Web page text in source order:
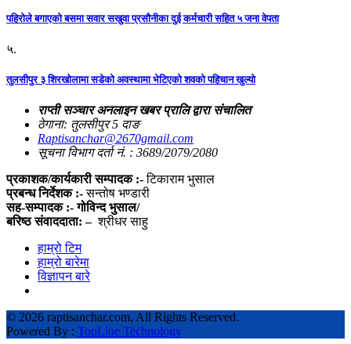
पहिराेले बगाएकाे बसमा सवार सखुवा प्रसाैनीका दुई कर्मचारी सहित ५ जना वेपता
५.
तुलसीपुर ३ शिरखोलामा सडेको अवस्थामा भेटिएको शवको पहिचान खुल्यो
राप्ती सञ्चार अनलाइन खबर प्रालि द्वारा संचालित
ठेगाना: तुलसीपुर 5 दाङ
Raptisanchar@2670gmail.com
सूचना विभाग दर्ता नं. : 3689/2079/2080
प्रकाशक/कार्यकारी सम्पादक :-टिकाराम भुसाल
प्रबन्ध निर्देशक :-सन्तोष भण्डारी
सह-सम्पादक :- गोविन्द भुसाल/
बरिष्ठ संवाददाता: – श्रीधर साहु
हाम्रो टिम
हाम्रो बारेमा
विज्ञापन बारे
© 2026 raptisanchar.com, All Rights Reserved.
Powered By : TopLine Technology